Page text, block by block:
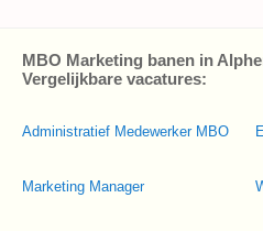
MBO Marketing banen in
Vergelijkbare vacatures:
Administratief Medewerker MBO
Marketing Manager